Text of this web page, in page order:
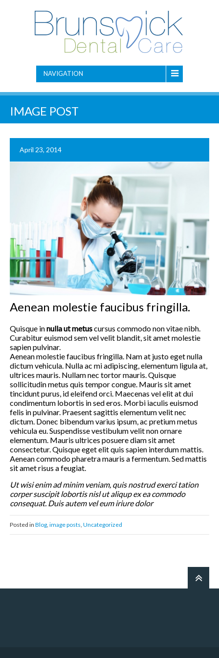
NAVIGATION
IMAGE POST
April 23, 2014
Aenean molestie faucibus fringilla.
Quisque innulla ut metuscursus commodo non vitae nibh.
Curabitur euismod sem vel velit blandit, sit amet molestie
sapien pulvinar.
Aenean molestie faucibus fringilla. Nam at justo eget nulla
dictum vehicula. Nulla ac mi adipiscing, elementum ligula at,
ultrices mauris. Nullam nec tortor mauris. Quisque
sollicitudin metus quis tempor congue. Mauris sit amet
tincidunt purus, id eleifend orci. Maecenas vel elit at dui
condimentum lobortis in sed eros. Morbi iaculis euismod
felis in pulvinar. Praesent sagittis elementum velit nec
dictum. Donec bibendum varius ipsum, ac pretium metus
vehicula eu. Suspendisse vestibulum velit non ornare
elementum. Mauris ultrices posuere diam sit amet
consectetur. Quisque eget elit quis sapien interdum mattis.
Aenean commodo pharetra mauris a fermentum. Sed mattis
sit amet risus a feugiat.
Ut wisi enim ad minim veniam, quis nostrud exerci tation
corper suscipit lobortis nisl ut aliqup ex ea commodo
consequat. Duis autem vel eum iriure dolor
Posted in Blog image posts Uncategorized